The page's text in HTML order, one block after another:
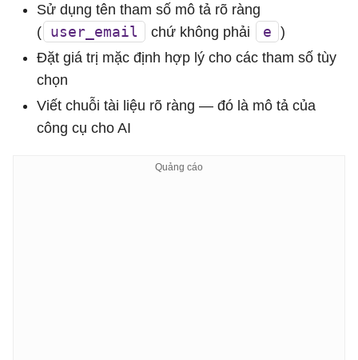
Sử dụng tên tham số mô tả rõ ràng
( user_email chứ không phải e )
Đặt giá trị mặc định hợp lý cho các tham số tùy
chọn
Viết chuỗi tài liệu rõ ràng — đó là mô tả của
công cụ cho AI